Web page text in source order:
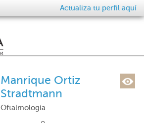
Actualiza tu perfil aquí
Manrique Ortiz
Stradtmann
Oftalmología